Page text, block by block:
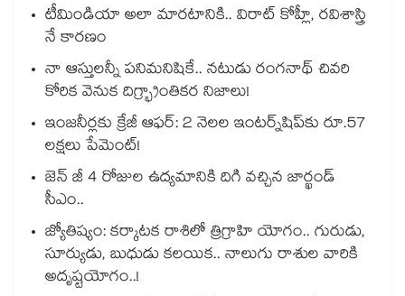
టీమిండియా అలా మారటానికి.. విరాట్ కోహ్లీ, రవిశాస్త్రి
నే కారణం
నా ఆస్తులన్నీ పనిమనిషికే.. నటుడు రంగనాథ్ చివరి
కోరిక వెనుక దిగ్భ్రాంతికర నిజాలు!
ఇంజనీర్లకు క్రేజీ ఆఫర్: 2 నెలల ఇంటర్న్‌షిప్‌కు రూ.57
లక్షలు పేమెంట్!
జెన్ జీ 4 రోజుల ఉద్యమానికి దిగి వచ్చిన జార్ఖండ్
సీఎం..
జ్యోతిష్యం: కర్కాటక రాశిలో త్రిగ్రాహి యోగం.. గురుడు,
సూర్యుడు, బుధుడు కలయిక.. నాలుగు రాశుల వారికి
అదృష్టయోగం..!